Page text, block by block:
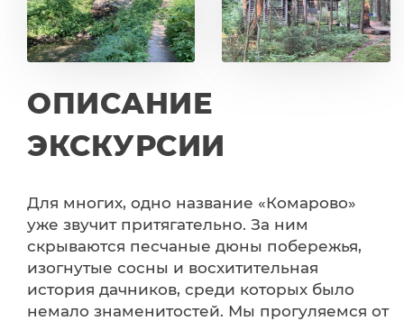
ОПИСАНИЕ
ЭКСКУРСИИ
Для многих, одно название «Комарово»
уже звучит притягательно. За ним
скрываются песчаные дюны побережья,
изогнутые сосны и восхитительная
история дачников, среди которых было
немало знаменитостей. Мы прогуляемся от